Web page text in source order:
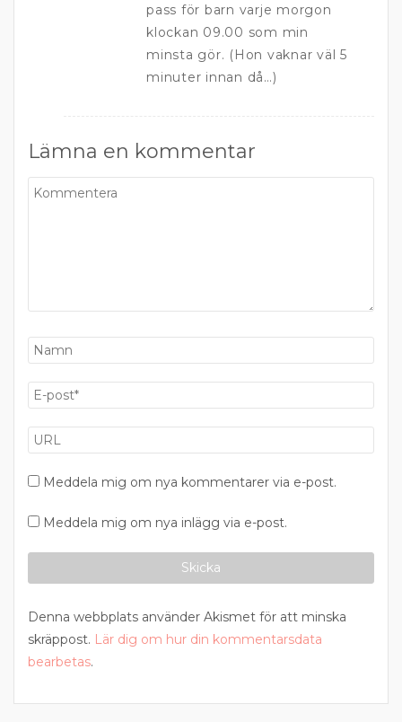
pass för barn varje morgon
klockan 09.00 som min
minsta gör. (Hon vaknar väl 5
minuter innan då…)
Lämna en kommentar
Meddela mig om nya kommentarer via e-post.
Meddela mig om nya inlägg via e-post.
Denna webbplats använder Akismet för att minska
skräppost. Lär dig om hur din kommentarsdata
bearbetas.